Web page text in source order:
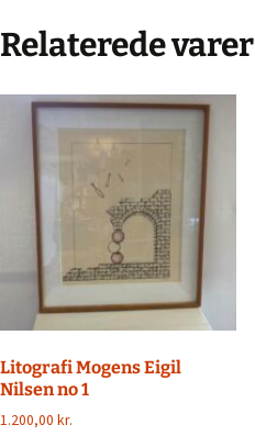
Relaterede varer
Litografi Mogens Eigil
Nilsen no 1
1.200,00 kr.